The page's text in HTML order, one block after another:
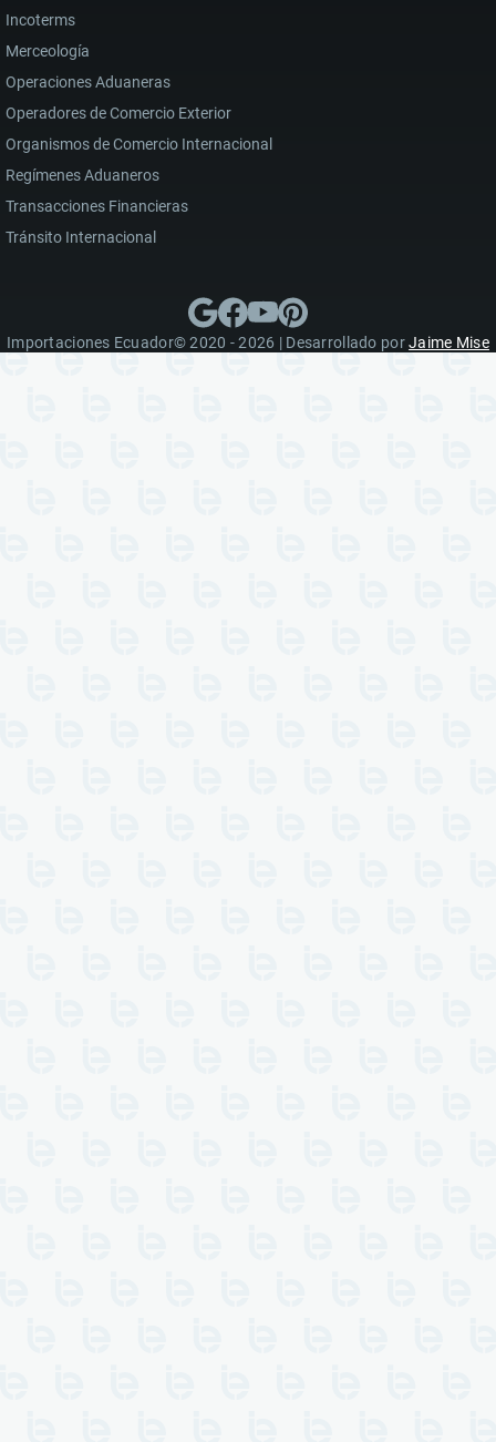
Incoterms
Merceología
Operaciones Aduaneras
Operadores de Comercio Exterior
Organismos de Comercio Internacional
Regímenes Aduaneros
Transacciones Financieras
Tránsito Internacional
Importaciones Ecuador© 2020 - 2026 | Desarrollado porJaime Mise